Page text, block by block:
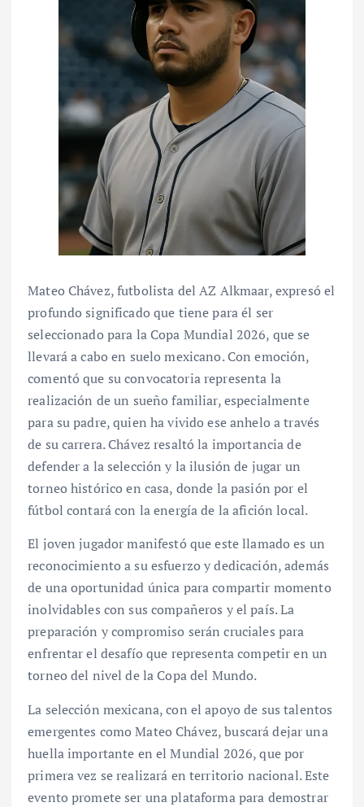
Mateo Chávez, futbolista del AZ Alkmaar, expresó el
profundo significado que tiene para él ser
seleccionado para la Copa Mundial 2026, que se
llevará a cabo en suelo mexicano. Con emoción,
comentó que su convocatoria representa la
realización de un sueño familiar, especialmente
para su padre, quien ha vivido ese anhelo a través
de su carrera. Chávez resaltó la importancia de
defender a la selección y la ilusión de jugar un
torneo histórico en casa, donde la pasión por el
fútbol contará con la energía de la afición local.
El joven jugador manifestó que este llamado es un
reconocimiento a su esfuerzo y dedicación, además
de una oportunidad única para compartir momento
inolvidables con sus compañeros y el país. La
preparación y compromiso serán cruciales para
enfrentar el desafío que representa competir en un
torneo del nivel de la Copa del Mundo.
La selección mexicana, con el apoyo de sus talentos
emergentes como Mateo Chávez, buscará dejar una
huella importante en el Mundial 2026, que por
primera vez se realizará en territorio nacional. Este
evento promete ser una plataforma para demostrar